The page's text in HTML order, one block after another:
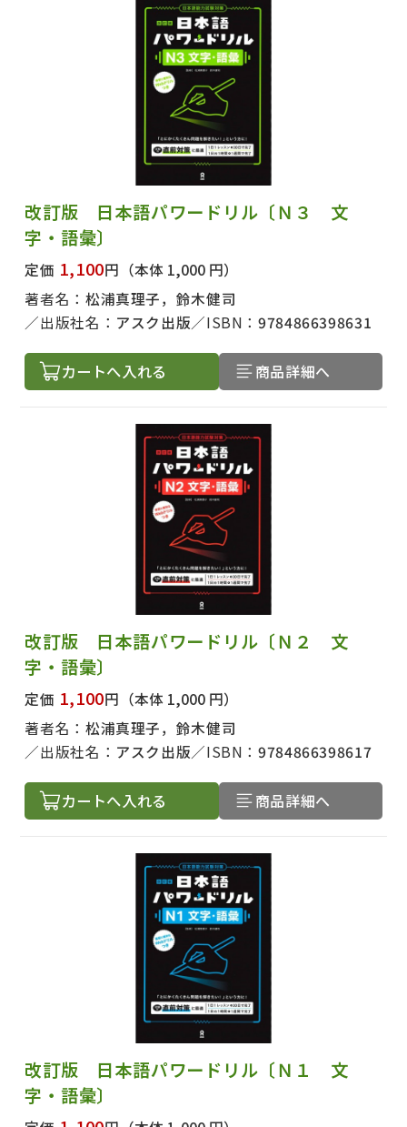
改訂版 日本語パワードリル〔Ｎ３ 文
字・語彙〕
定価 1,100円 （本体 1,000 円）
著者名： 松浦真理子，鈴木健司
出版社名： アスク出版 ISBN：9784866398631
カートへ入れる 商品詳細へ
改訂版 日本語パワードリル〔Ｎ２ 文
字・語彙〕
定価 1,100円 （本体 1,000 円）
著者名： 松浦真理子，鈴木健司
出版社名： アスク出版 ISBN：9784866398617
カートへ入れる 商品詳細へ
改訂版 日本語パワードリル〔Ｎ１ 文
字・語彙〕